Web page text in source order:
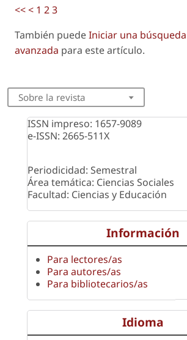
<<< 1 23
También puedeIniciar una
avanzada para este artículo.
Sobre la revista
ISSN impreso: 1657-9089
e-ISSN: 2665-511X
Periodicidad: Semestral
Área temática: Ciencias Sociales
Facultad: Ciencias y Educación
Información
Para lectores/as
Para autores/as
Para bibliotecarios/as
Idioma